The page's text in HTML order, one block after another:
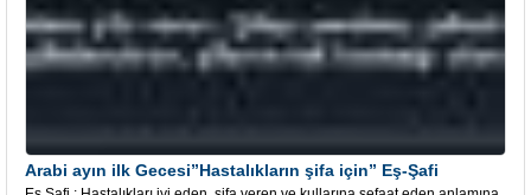
Arabi ayın ilk Gecesi”Hastalıkların şifa için” Eş-Şafi